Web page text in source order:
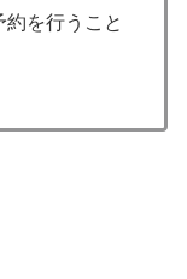
を行うこと